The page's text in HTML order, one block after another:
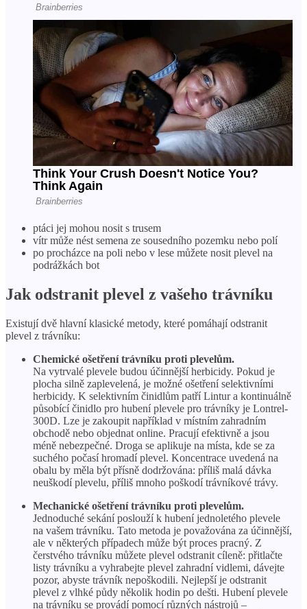
ptáci jej mohou nosit s trusem
vítr může nést semena ze sousedního pozemku nebo polí
po procházce na poli nebo v lese můžete nosit plevel na
podrážkách bot
Jak odstranit plevel z vašeho trávníku
Existují dvě hlavní klasické metody, které pomáhají odstranit
plevel z trávníku:
Chemické ošetření trávníku proti plevelům.
Na vytrvalé plevele budou účinnější herbicidy. Pokud je
plocha silně zaplevelená, je možné ošetření selektivními
herbicidy. K selektivním činidlům patří Lintur a kontinuálně
působící činidlo pro hubení plevele pro trávníky je Lontrel-
300D. Lze je zakoupit například v místním zahradním
obchodě nebo objednat online. Pracují efektivně a jsou
méně nebezpečné. Droga se aplikuje na místa, kde se za
suchého počasí hromadí plevel. Koncentrace uvedená na
obalu by měla být přísně dodržována: příliš malá dávka
neuškodí plevelu, příliš mnoho poškodí trávníkové trávy.
Mechanické ošetření trávníku proti plevelům.
Jednoduché sekání poslouží k hubení jednoletého plevele
na vašem trávníku. Tato metoda je považována za účinnější,
ale v některých případech může být proces pracný. Z
čerstvého trávníku můžete plevel odstranit cíleně: přitlačte
listy trávníku a vyhrabejte plevel zahradní vidlemi, dávejte
pozor, abyste trávník nepoškodili. Nejlepší je odstranit
plevel z vlhké půdy několik hodin po dešti. Hubení plevele
na trávníku se provádí pomocí různých nástrojů –